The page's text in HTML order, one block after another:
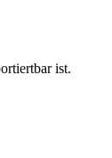
ist.